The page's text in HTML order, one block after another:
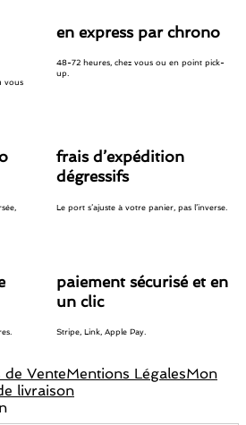
vous
en express par chrono
48-72 heures, chez vous ou en point pick-
up.
frais d’expédition
dégressifs
Le port s’ajuste à votre panier, pas l’inverse.
paiement sécurisé et en
un clic
Stripe, Link, Apple Pay.
de VenteMentions LégalesMon
livraison